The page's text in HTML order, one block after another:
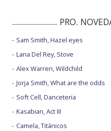
PRO.
Sam Smith, Hazel eyes
Lana Del Rey, Stove
Alex Warren, Wildchild
Jorja Smith, What are the odds
Soft Cell, Danceteria
Kasabian, Act III
Camela, Titánicos